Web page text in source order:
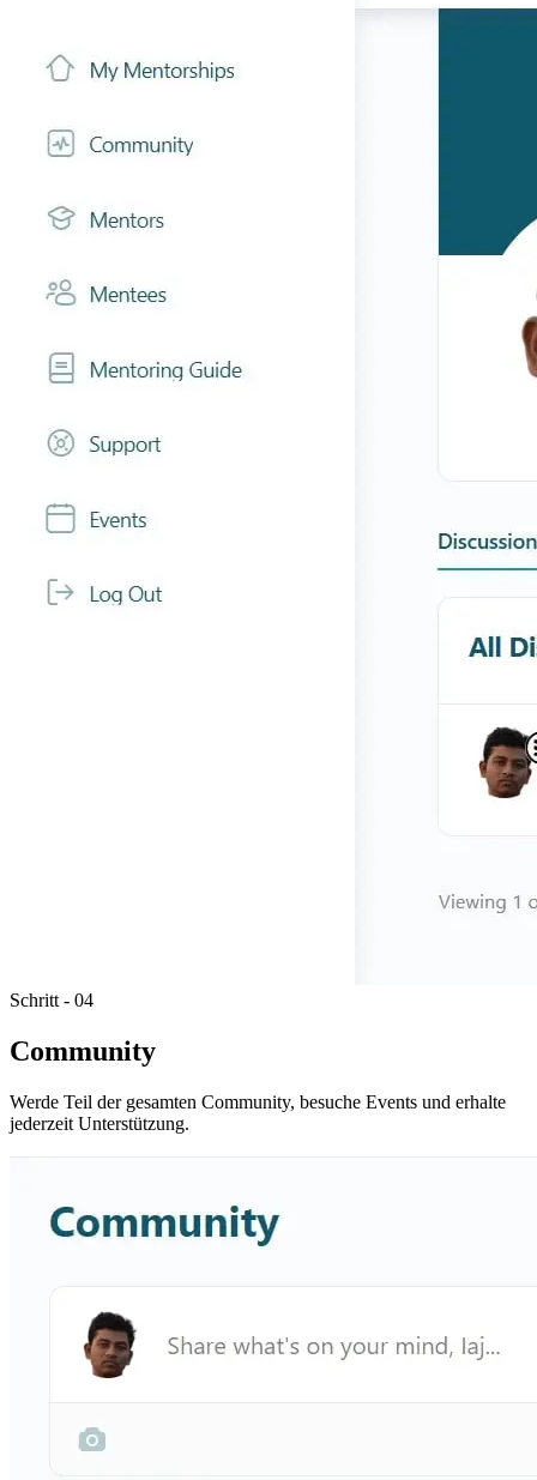
Schritt - 04
Community
Werde Teil der gesamten Community, besuche Events und erhalte
jederzeit Unterstützung.